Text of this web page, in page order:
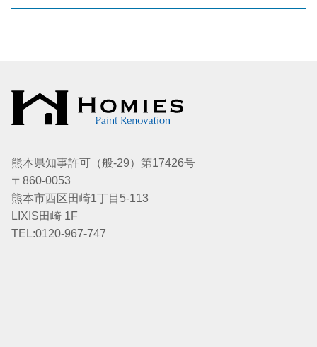
熊本県知事許可（般-29）第17426号
〒860-0053
熊本市西区田崎1丁目5-113
LIXIS田崎 1F
TEL:0120-967-747